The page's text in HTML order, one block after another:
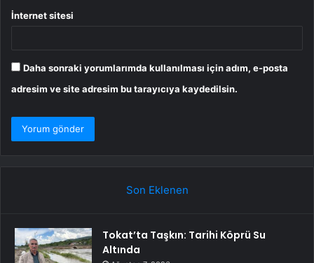
İnternet sitesi
Daha sonraki yorumlarımda kullanılması için adım, e-posta
adresim ve site adresim bu tarayıcıya kaydedilsin.
Son Eklenen
Tokat’ta Taşkın: Tarihi Köprü Su
Altında